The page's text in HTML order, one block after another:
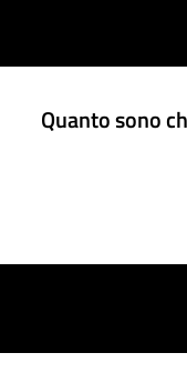
Quanto sono